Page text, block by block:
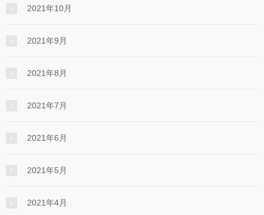
2021年10月
2021年9月
2021年8月
2021年7月
2021年6月
2021年5月
2021年4月